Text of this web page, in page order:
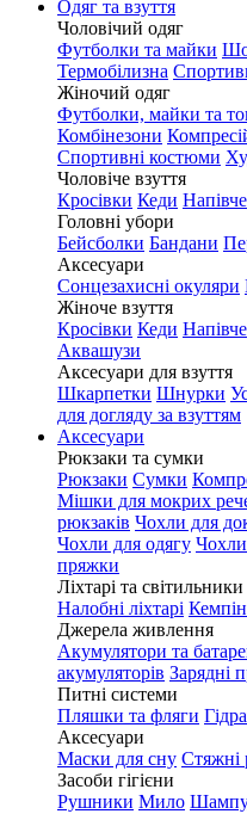
Одяг та взуття
Чоловічий одяг
Футболки та майки
Термобілизна
Жіночий одяг
Футболки, майки та
Комбінезони
Спортивні костюми
Чоловіче взуття
Кросівки Кеди
Головні убори
Бейсболки Бандани
Аксесуари
Сонцезахисні окуляри
Жіноче взуття
Кросівки Кеди
Аквашузи
Аксесуари для взуття
Шкарпетки Шнурки
для догляду за взуттям
Аксесуари
Рюкзаки та сумки
Рюкзаки Сумки
Мішки для мокрих
рюкзаків Чохли для
Чохли для одягу Чохли
пряжки
Ліхтарі та світильники
Налобні ліхтарі
Джерела живлення
Акумулятори та
акумуляторів Зарядні
Питні системи
Пляшки та фляги
Аксесуари
Маски для сну Стяжні
Засоби гігієни
Рушники Мило